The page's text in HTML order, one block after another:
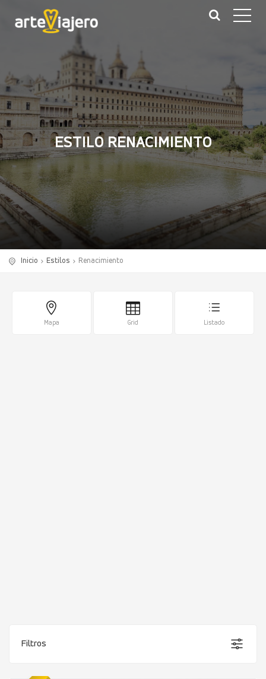
ESTILO RENACIMIENTO
Inicio Estilos Renacimiento
Mapa Grid Listado
Filtros